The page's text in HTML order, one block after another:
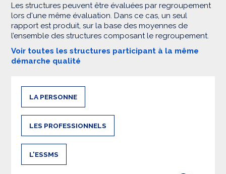
Les structures peuvent être évaluées par regroupement
lors d'une même évaluation. Dans ce cas, un seul
rapport est produit, sur la base des moyennes de
l’ensemble des structures composant le regroupement.
Voir toutes les structures participant à la même
démarche qualité
LA PERSONNE
LES PROFESSIONNELS
L'ESSMS